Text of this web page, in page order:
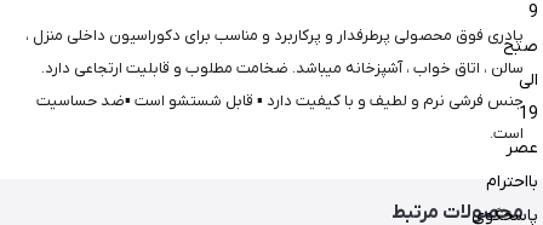
9
صبح
الی
19
عصر
بااحترام
پاسخگوی
پادری فوق محصولی پرطرفدار و پرکاربرد و مناسب برای دکوراسیون داخلی منزل ،
سالن ، اتاق خواب ، آشپزخانه میباشد. ضخامت مطلوب و قابلیت ارتجاعی دارد.
جنس فرشی نرم و لطیف و با کیفیت دارد ▪ قابل شستشو است ▪ضد حساسیت
است.
محصولات مرتبط